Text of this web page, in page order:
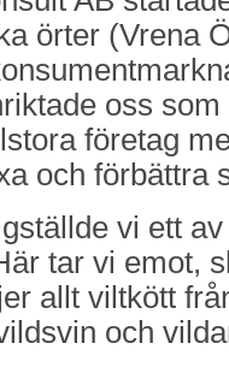
örter (Vrena
oss
företag
och förbättra
vi ett
tar vi emot,
allt viltkött
och